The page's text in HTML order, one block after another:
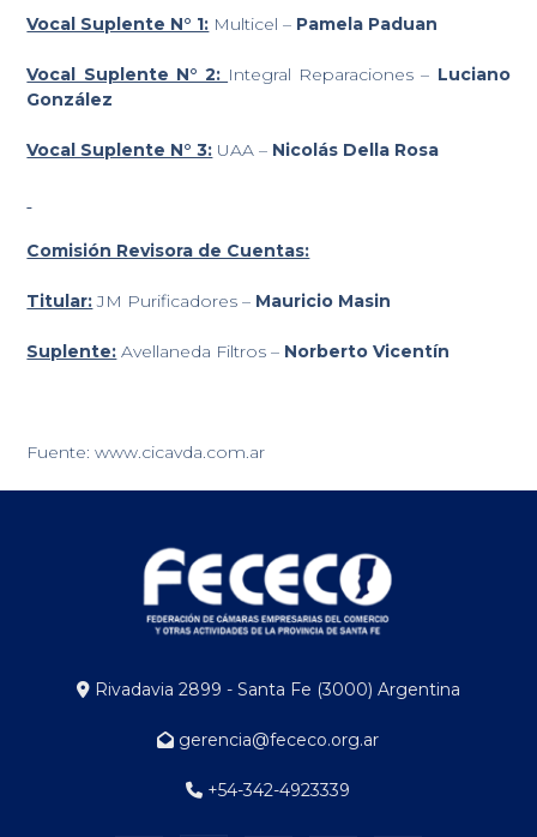
Vocal Suplente N° 1: Multicel – Pamela Paduan
Vocal Suplente N° 2: Integral Reparaciones – Luciano
González
Vocal Suplente N° 3: UAA – Nicolás Della Rosa
Comisión Revisora de Cuentas:
Titular:JM Purificadores – Mauricio Masin
Suplente: Avellaneda Filtros – Norberto Vicentín
Fuente: www.cicavda.com.ar
Rivadavia 2899 - Santa Fe (3000) Argentina
gerencia@fececo.org.ar
+54-342-4923339